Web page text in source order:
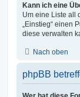
Kann ich eine
Um eine Liste all
„Einstieg“ einen
diese verwalten
Nach oben
phpBB